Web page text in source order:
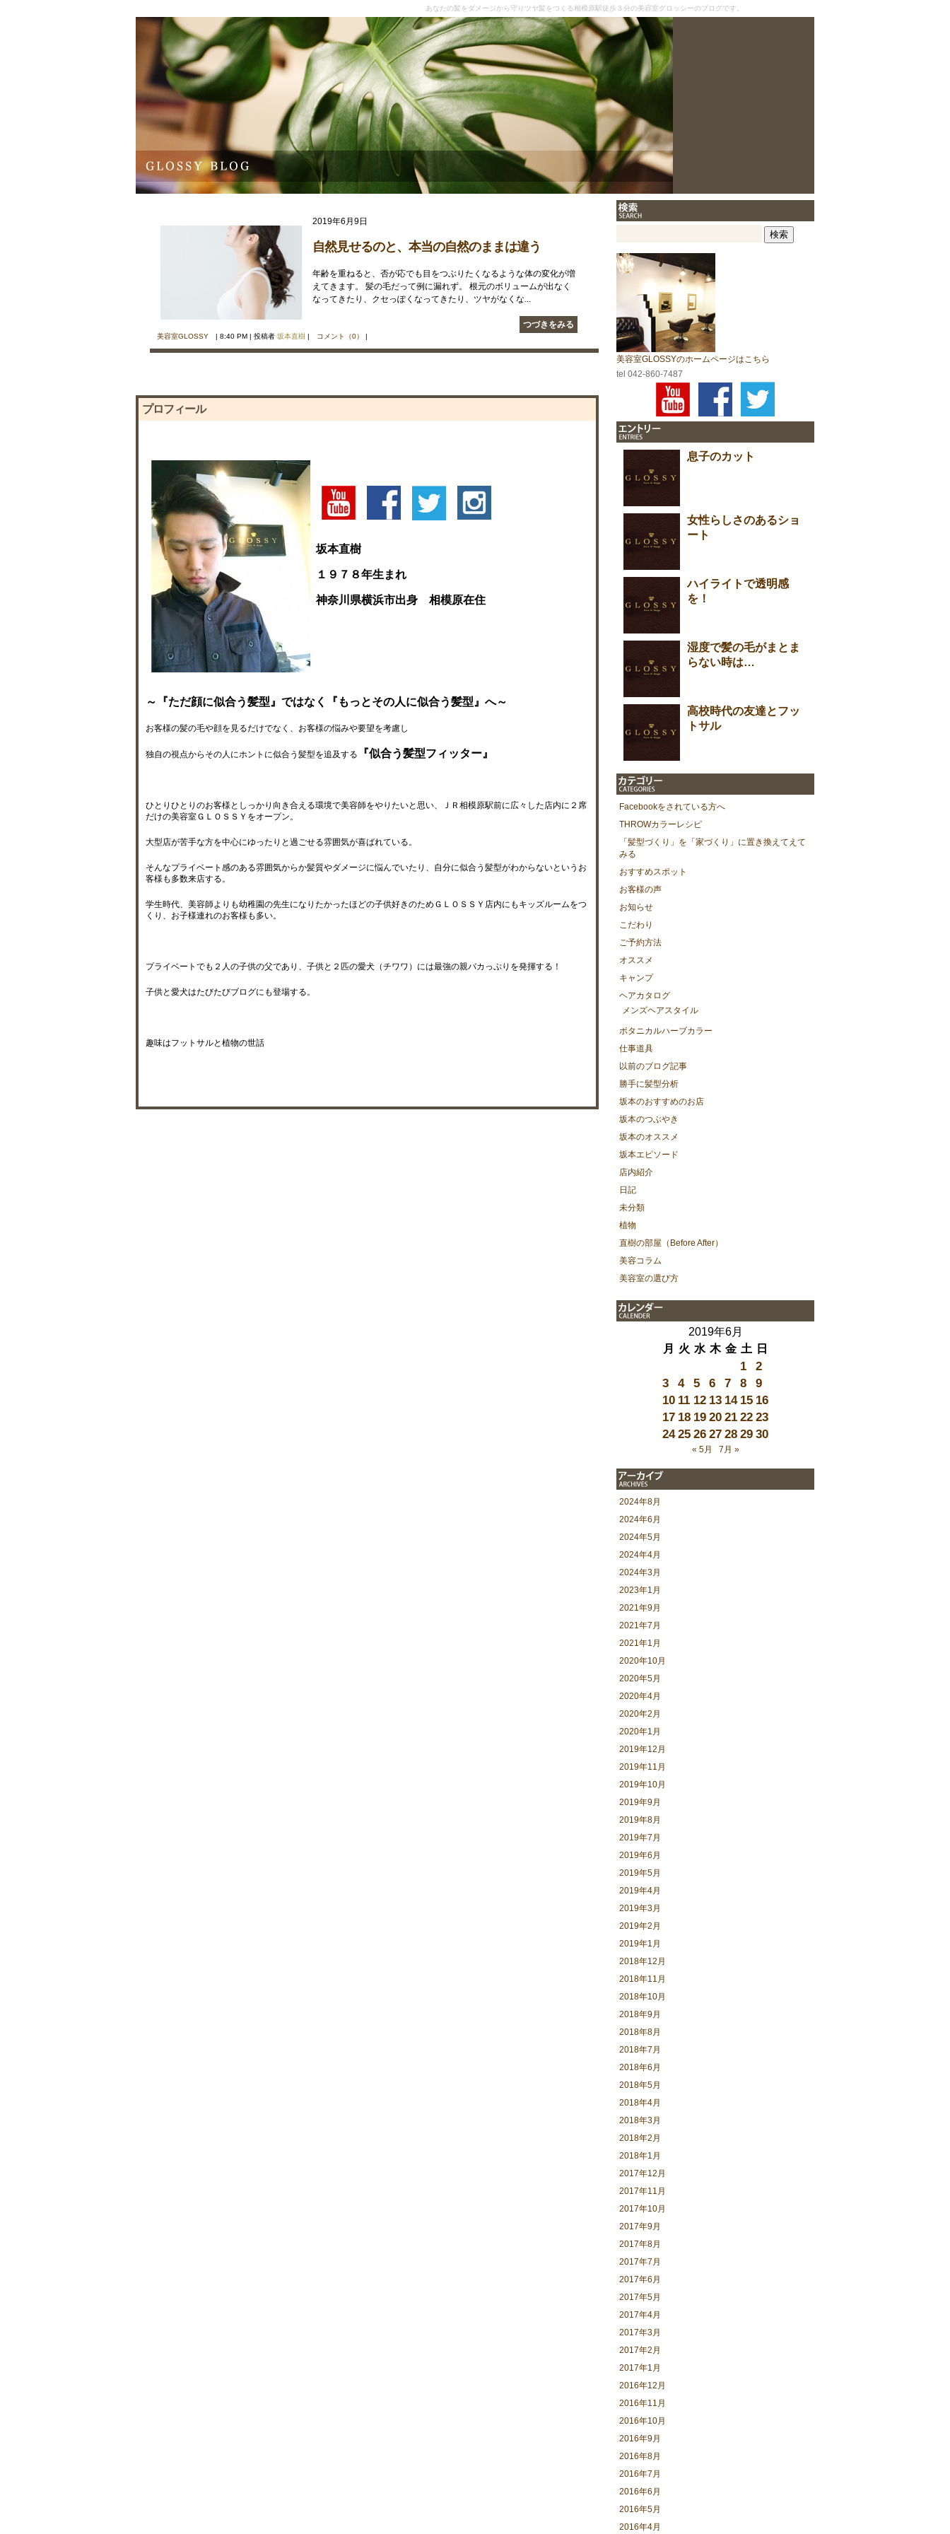
あなたの髪をダメージから守りツヤ髪をつくる相模原駅徒歩３分の美容室グロッシーのブログです。
2019年6月9日
自然見せるのと、本当の自然のままは違う
年齢を重ねると、否が応でも目をつぶりたくなるような体の変化が増
えてきます。 髪の毛だって例に漏れず。 根元のボリュームが出なく
なってきたり、クセっぽくなってきたり、ツヤがなくな...
つづきをみる
美容室GLOSSY | 8:40 PM | 投稿者 坂本直樹 | コメント（0） |
プロフィール
坂本直樹
１９７８年生まれ
神奈川県横浜市出身 相模原在住
～『ただ顔に似合う髪型』ではなく『もっとその人に似合う髪型』へ～
お客様の髪の毛や顔を見るだけでなく、お客様の悩みや要望を考慮し
独自の視点からその人にホントに似合う髪型を追及する 『似合う髪型フィッター』
ひとりひとりのお客様としっかり向き合える環境で美容師をやりたいと思い、ＪＲ相模原駅前に広々した店内に２席
だけの美容室ＧＬＯＳＳＹをオープン。
大型店が苦手な方を中心にゆったりと過ごせる雰囲気が喜ばれている。
そんなプライベート感のある雰囲気からか髪質やダメージに悩んでいたり、自分に似合う髪型がわからないというお
客様も多数来店する。
学生時代、美容師よりも幼稚園の先生になりたかったほどの子供好きのためＧＬＯＳＳＹ店内にもキッズルームをつ
くり、お子様連れのお客様も多い。
プライベートでも２人の子供の父であり、子供と２匹の愛犬（チワワ）には最強の親バカっぷりを発揮する！
子供と愛犬はたびたびブログにも登場する。
趣味はフットサルと植物の世話
美容室GLOSSYのホームページはこちら
tel 042-860-7487
息子のカット
女性らしさのあるショ
ート
ハイライトで透明感
を！
湿度で髪の毛がまとま
らない時は…
高校時代の友達とフッ
トサル
Facebookをされている方へ
THROWカラーレシピ
「髪型づくり」を「家づくり」に置き換えてえて
みる
おすすめスポット
お客様の声
お知らせ
こだわり
ご予約方法
オススメ
キャンプ
ヘアカタログ
メンズヘアスタイル
ボタニカルハーブカラー
仕事道具
以前のブログ記事
勝手に髪型分析
坂本のおすすめのお店
坂本のつぶやき
坂本のオススメ
坂本エピソード
店内紹介
日記
未分類
植物
直樹の部屋（Before After）
美容コラム
美容室の選び方
2019年6月
月
火 水 木 金 土 日
1
2
3
4 5 6 7 8
9
10 11 12 13 14 15 16
17 18 19 20 21 22 23
24 25 26 27 28 29 30
« 5月 7月 »
2024年8月
2024年6月
2024年5月
2024年4月
2024年3月
2023年1月
2021年9月
2021年7月
2021年1月
2020年10月
2020年5月
2020年4月
2020年2月
2020年1月
2019年12月
2019年11月
2019年10月
2019年9月
2019年8月
2019年7月
2019年6月
2019年5月
2019年4月
2019年3月
2019年2月
2019年1月
2018年12月
2018年11月
2018年10月
2018年9月
2018年8月
2018年7月
2018年6月
2018年5月
2018年4月
2018年3月
2018年2月
2018年1月
2017年12月
2017年11月
2017年10月
2017年9月
2017年8月
2017年7月
2017年6月
2017年5月
2017年4月
2017年3月
2017年2月
2017年1月
2016年12月
2016年11月
2016年10月
2016年9月
2016年8月
2016年7月
2016年6月
2016年5月
2016年4月